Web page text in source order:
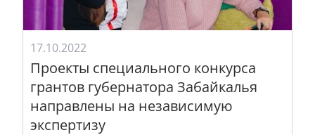
17.10.2022
Проекты специального конкурса
грантов губернатора Забайкалья
направлены на независимую
экспертизу